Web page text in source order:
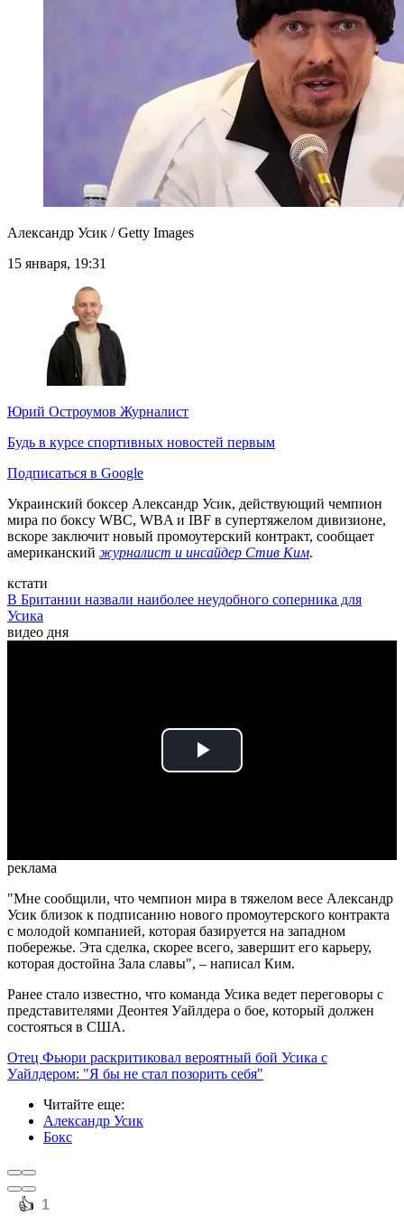
Александр Усик / Getty Images
15 января, 19:31
Юрий Остроумов Журналист
Будь в курсе спортивных новостей первым
Подписаться в Google
Украинский боксер Александр Усик, действующий чемпион
мира по боксу WBC, WBA и IBF в супертяжелом дивизионе,
вскоре заключит новый промоутерский контракт, сообщает
американский журналист и инсайдер Стив Ким.
кстати
В Британии назвали наиболее неудобного соперника для
Усика
видео дня
Play
реклама
"Мне сообщили, что чемпион мира в тяжелом весе Александр
Усик близок к подписанию нового промоутерского контракта
с молодой компанией, которая базируется на западном
побережье. Эта сделка, скорее всего, завершит его карьеру,
которая достойна Зала славы", – написал Ким.
Ранее стало известно, что команда Усика ведет переговоры с
представителями Деонтея Уайлдера о бое, который должен
состояться в США.
Отец Фьюри раскритиковал вероятный бой Усика с
Уайлдером: "Я бы не стал позорить себя"
Читайте еще:
Александр Усик
Бокс
️👍 1